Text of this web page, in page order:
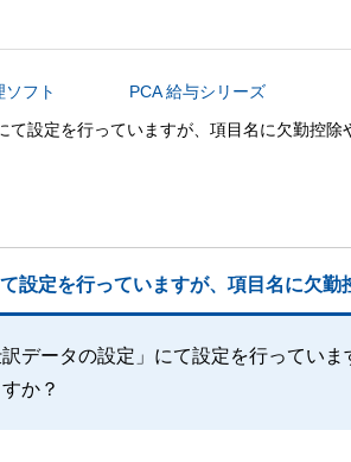
フト
PCA 給与シリーズ
て設定を行っていますが、項目名に欠勤控
設定を行っていますが、項目名に欠
訳データの設定」にて設定を行ってい
か？